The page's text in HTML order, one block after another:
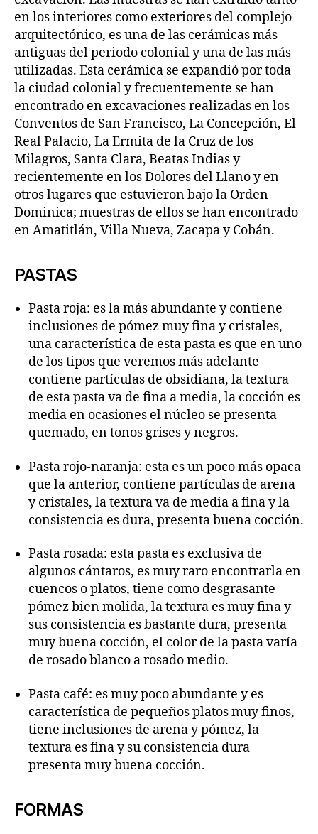
en los interiores como exteriores del complejo
arquitectónico, es una de las cerámicas más
antiguas del periodo colonial y una de las más
utilizadas. Esta cerámica se expandió por toda
la ciudad colonial y frecuentemente se han
encontrado en excavaciones realizadas en los
Conventos de San Francisco, La Concepción, El
Real Palacio, La Ermita de la Cruz de los
Milagros, Santa Clara, Beatas Indias y
recientemente en los Dolores del Llano y en
otros lugares que estuvieron bajo la Orden
Dominica; muestras de ellos se han encontrado
en Amatitlán, Villa Nueva, Zacapa y Cobán.
PASTAS
Pasta roja: es la más abundante y contiene
inclusiones de pómez muy fina y cristales,
una característica de esta pasta es que en uno
de los tipos que veremos más adelante
contiene partículas de obsidiana, la textura
de esta pasta va de fina a media, la cocción es
media en ocasiones el núcleo se presenta
quemado, en tonos grises y negros.
Pasta rojo-naranja: esta es un poco más opaca
que la anterior, contiene partículas de arena
y cristales, la textura va de media a fina y la
consistencia es dura, presenta buena cocción.
Pasta rosada: esta pasta es exclusiva de
algunos cántaros, es muy raro encontrarla en
cuencos o platos, tiene como desgrasante
pómez bien molida, la textura es muy fina y
sus consistencia es bastante dura, presenta
muy buena cocción, el color de la pasta varía
de rosado blanco a rosado medio.
Pasta café: es muy poco abundante y es
característica de pequeños platos muy finos,
tiene inclusiones de arena y pómez, la
textura es fina y su consistencia dura
presenta muy buena cocción.
FORMAS